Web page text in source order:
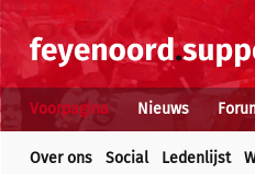
Voorpagina Nieuws
Over ons Social Ledenlijst